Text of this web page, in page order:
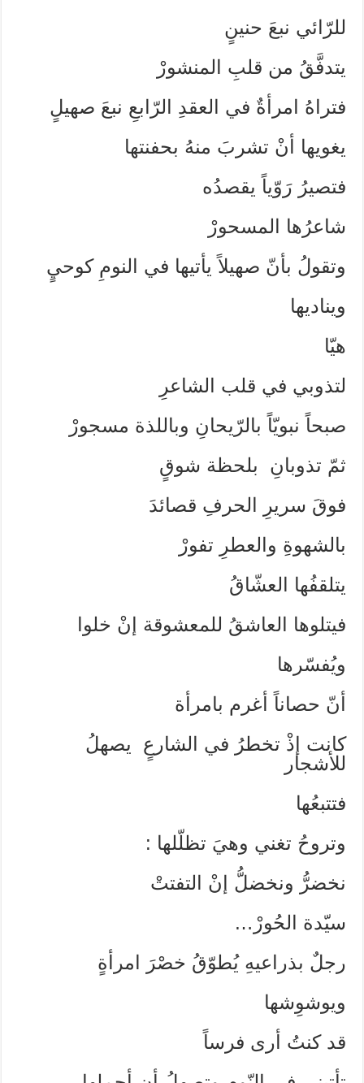
للرّائي نبعَ حنينٍ
يتدفَّقُ من قلبِ المنشورْ
فتراهُ امرأةٌ في العقدِ الرّابعِ نبعَ صهيلٍ
يغويها أنْ تشربَ منهُ بحفنتها
فتصيرُ رَوّياً يقصدُه
شاعرُها المسحورْ
وتقولُ بأنّ صهيلاً يأتيها في النومِ كوحيٍ
ويناديها
هيّا
لتذوبي في قلب الشاعرِ
صبحاً نبويّاً بالرّيحانِ وباللذة مسجورْ
ثمّ تذوبانِ بلحظة شوقٍ
فوقَ سريرِ الحرفِ قصائدَ
بالشهوةِ والعطرِ تفورْ
يتلقفُها العشّاقُ
فيتلوها العاشقُ للمعشوقة إنْ خلوا
ويُفسّرها
أنّ حصاناً أغرم بامرأة
كانت إذْ تخطرُ في الشارعٍ يصهلُ
للأشجار
فتتبعُها
وتروحُ تغني وهيَ تظلّلها :
نخضرُّ ونخضلُّ إنْ التفتتْ
سيّدة الحُورْ…
رجلٌ بذراعيهِ يُطوّقُ خصْرَ امرأةٍ
ويوشوِشها
قد كنتُ أرى فرساً